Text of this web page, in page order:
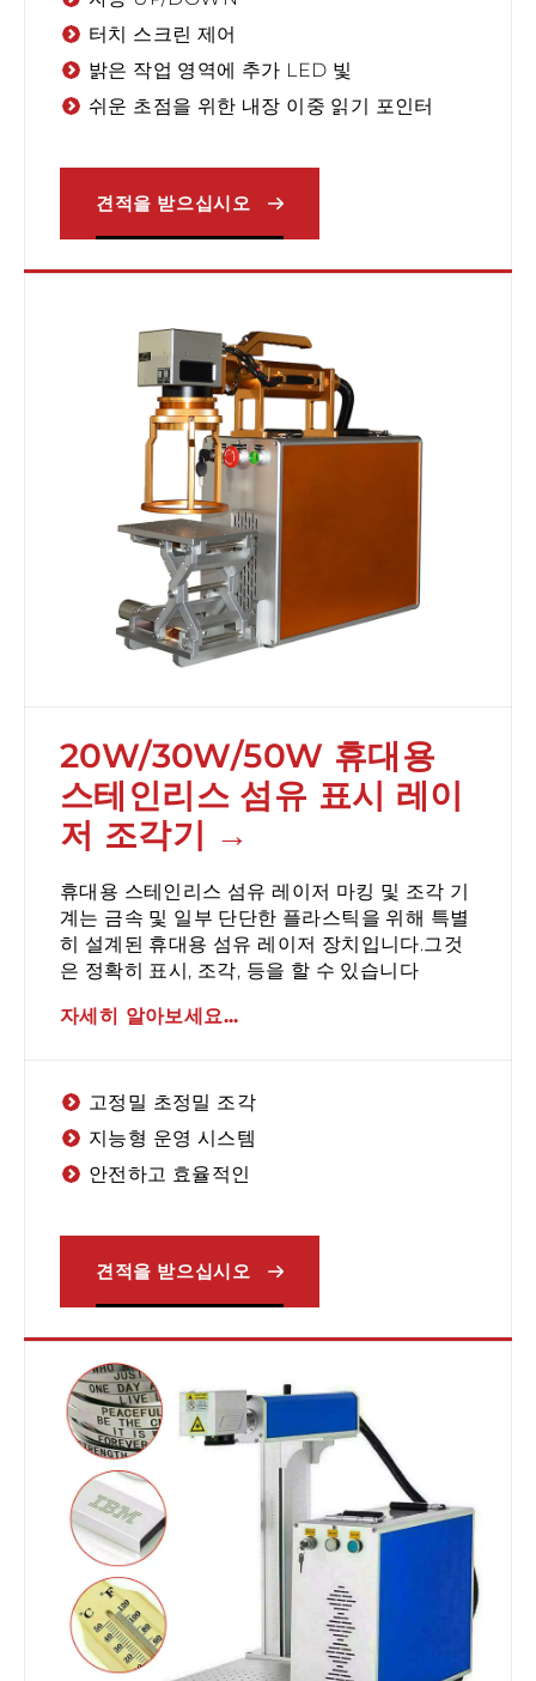
터치 스크린 제어
밝은 작업 영역에 추가 LED 빛
쉬운 초점을 위한 내장 이중 읽기 포인터
견적을 받으십시오
20W/30W/50W 휴대용
스테인리스 섬유 표시 레이
저 조각기
휴대용 스테인리스 섬유 레이저 마킹 및 조각 기
계는 금속 및 일부 단단한 플라스틱을 위해 특별
히 설계된 휴대용 섬유 레이저 장치입니다.그것
은 정확히 표시, 조각, 등을 할 수 있습니다
자세히 알아보세요...
고정밀 초정밀 조각
지능형 운영 시스템
안전하고 효율적인
견적을 받으십시오